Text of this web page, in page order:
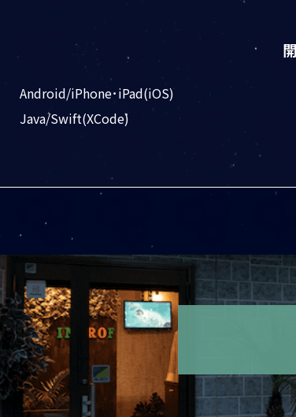
Android/iPhone･iPad(iOS)
Java/Swift(XCode)